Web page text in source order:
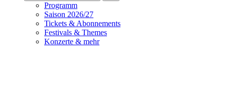
Programm
Saison 2026/27
Tickets & Abonnements
Festivals & Themes
Konzerte & mehr